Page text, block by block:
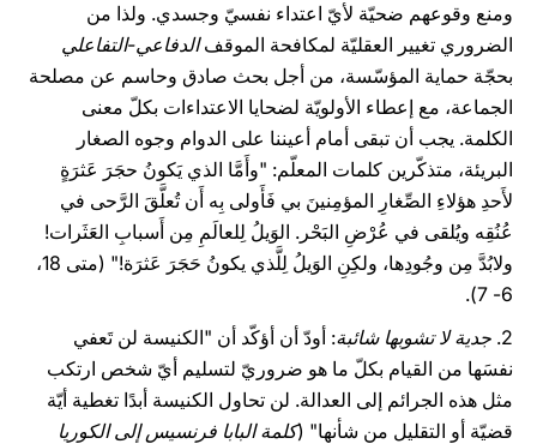
ومنع وقوعهم ضحيّة لأيّ اعتداء نفسيّ وجسدي. ولذا من
الضروري تغيير العقليّة لمكافحة الموقفالدفاعي-التفاعلي
بحجّة حماية المؤسّسة، من أجل بحث صادق وحاسم عن مصلحة
الجماعة، مع إعطاء الأولويّة لضحايا الاعتداءات بكلّ معنى
الكلمة. يجب أن تبقى أمام أعيننا على الدوام وجوه الصغار
البريئة، متذكّرين كلمات المعلّم: "وأَمَّا الذي يَكونُ حجَرَ عَثرَةٍ
لأَحدِ هؤلاءِ الصِّغارِ المؤمِنينَ بي فَأَولى بِه أَن تُعلَّقَ الرَّحى في
عُنُقِه ويُلقى في عُرْضِ البَحْر. الوَيلُ لِلعالَمِ مِن أَسبابِ العَثَرات!
ولابُدَّ مِن وجُودِها، ولكِنِ الوَيلُ لِلَّذي يكونُ حَجَرَ عَثرَة!" (متى 18،
6- 7).
2. جدية لا تشوبها شائبة: أودّ أن أؤكّد أن "الكنيسة لن تَعفي
نفسَها من القيام بكلّ ما هو ضروريّ لتسليم أيّ شخص ارتكب
مثل هذه الجرائم إلى العدالة. لن تحاول الكنيسة أبدًا تغطية أيّة
قضيّة أو التقليل من شأنها" (كلمة البابا فرنسيس إلى الكوريا